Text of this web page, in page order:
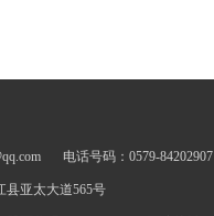
电话号码：0579-84202907
县亚太大道565号